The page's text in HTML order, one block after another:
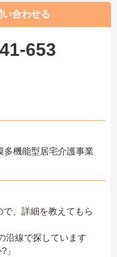
合わせる
653
多機能型居宅介護事業
で、詳細を教えてもら
沿線で探しています
」